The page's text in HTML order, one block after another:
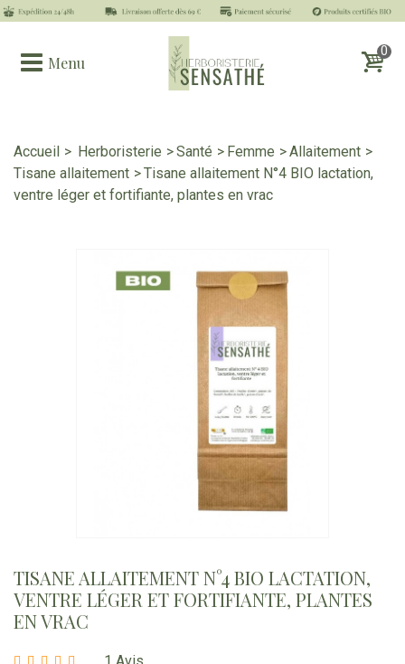
Menu
0
Accueil > Herboristerie >Santé > Femme >Allaitement >
Tisane allaitement >Tisane allaitement N°4 BIO lactation,
ventre léger et fortifiante, plantes en vrac
TISANE ALLAITEMENT N°4 BIO LACTATION,
VENTRE LÉGER ET FORTIFIANTE, PLANTES
EN VRAC